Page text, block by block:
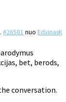
#26501 nuo EdvinasK
bet, berods,
conversation.